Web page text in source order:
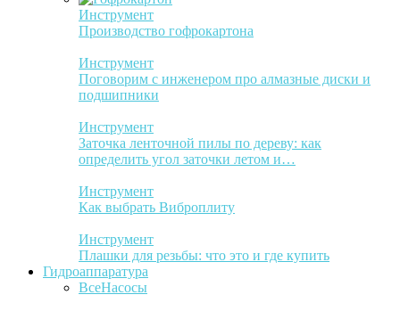
Инструмент
Производство гофрокартона
Инструмент
Поговорим с инженером про алмазные диски и
подшипники
Инструмент
Заточка ленточной пилы по дереву: как
определить угол заточки летом и…
Инструмент
Как выбрать Виброплиту
Инструмент
Плашки для резьбы: что это и где купить
Гидроаппаратура
ВсеНасосы